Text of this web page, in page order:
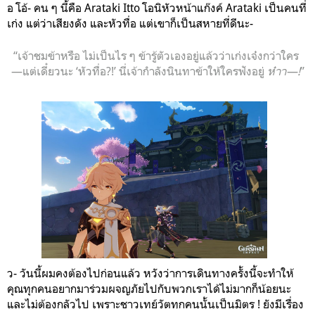
อ โอ้- คน ๆ นี้คือ Arataki Itto โอนิหัวหน้าแก๊งค์ Arataki เป็นคนที่
เก่ง แต่ว่าเสียงดัง และหัวทื่อ แต่เขาก็เป็นสหายที่ดีนะ-
“เจ้าชมข้าหรือ ไม่เป็นไร ๆ ข้ารู้ตัวเองอยู่แล้วว่าเก่งเจ๋งกว่าใคร
—แต่เดี๋ยวนะ ‘หัวทื่อ?!’ นี่เจ้ากำลังนินทาข้าให้ใครฟังอยู่ ห๋าา—!”
ว- วันนี้ผมคงต้องไปก่อนแล้ว หวังว่าการเดินทางครั้งนี้จะทำให้
คุณทุกคนอยากมาร่วมผจญภัยไปกับพวกเราได้ไม่มากก็น้อยนะ
และไม่ต้องกลัวไป เพราะชาวเทย์วัตทุกคนนั้นเป็นมิตร ! ยังมีเรื่อง